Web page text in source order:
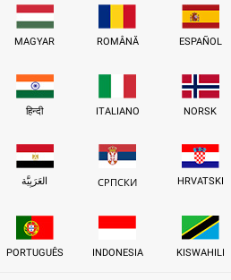
MAGYAR ROMÂNĂ ESPAÑOL
हिन्दी ITALIANO NORSK
العَرَبِيَّة СРПСКИ HRVATSKI
PORTUGUÊS INDONESIA KISWAHILI